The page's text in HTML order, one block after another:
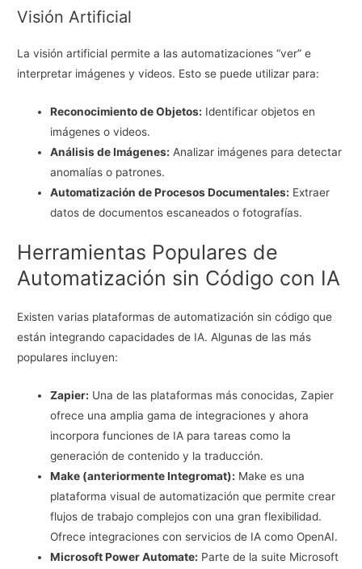
Visión Artificial
La visión artificial permite a las automatizaciones “ver” e
interpretar imágenes y videos. Esto se puede utilizar para:
Reconocimiento de Objetos: Identificar objetos en
imágenes o videos.
Análisis de Imágenes: Analizar imágenes para detectar
anomalías o patrones.
Automatización de Procesos Documentales: Extraer
datos de documentos escaneados o fotografías.
Herramientas Populares de
Automatización sin Código con IA
Existen varias plataformas de automatización sin código que
están integrando capacidades de IA. Algunas de las más
populares incluyen:
Zapier: Una de las plataformas más conocidas, Zapier
ofrece una amplia gama de integraciones y ahora
incorpora funciones de IA para tareas como la
generación de contenido y la traducción.
Make (anteriormente Integromat): Make es una
plataforma visual de automatización que permite crear
flujos de trabajo complejos con una gran flexibilidad.
Ofrece integraciones con servicios de IA como OpenAI.
Microsoft Power Automate: Parte de la suite Microsoft